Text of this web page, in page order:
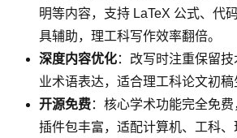
明等内容，支持 LaTeX 公式、代
具辅助，理工科写作效率翻倍。
深度内容优化：改写时注重保留
业术语表达，适合理工科论文初稿
开源免费：核心学术功能完全免
插件包丰富，适配计算机、工科、